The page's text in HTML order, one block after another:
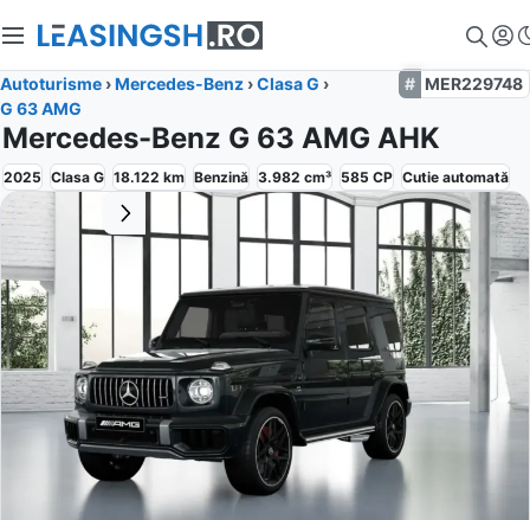
Autoturisme ›Mercedes-Benz ›Clasa G ›
G 63 AMG
MER229748
Mercedes-Benz G 63 AMG AHK
2025 Clasa G 18.122 km Benzină 3.982 cm³ 585 CP Cutie automată